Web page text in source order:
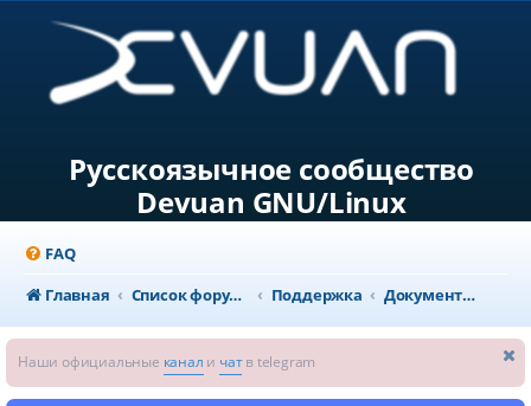
Русскоязычное сообщество
Devuan GNU/Linux
FAQ
Главная
Список форумов Поддержка Документация
Наши официальные канал и чатв telegram